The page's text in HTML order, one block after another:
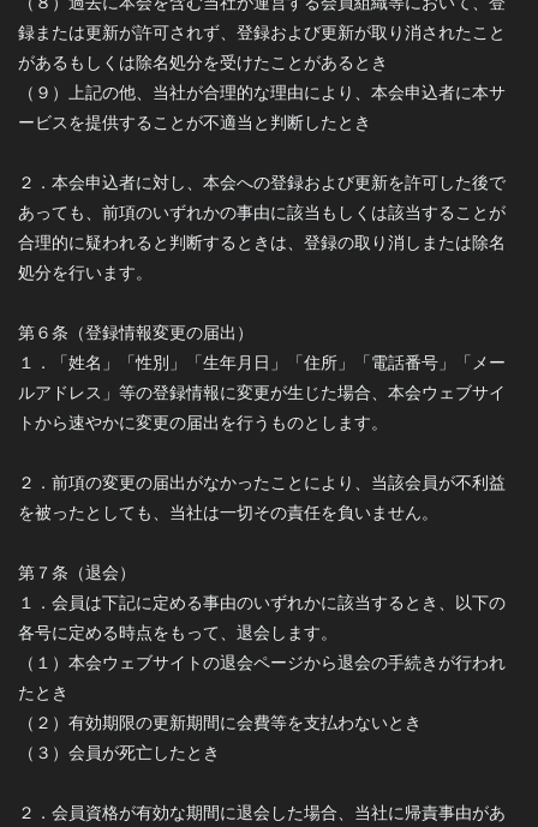
録または更新が許可されず、登録および更新が取り消されたこと
があるもしくは除名処分を受けたことがあるとき
（９）上記の他、当社が合理的な理由により、本会申込者に本サ
ービスを提供することが不適当と判断したとき
２．本会申込者に対し、本会への登録および更新を許可した後で
あっても、前項のいずれかの事由に該当もしくは該当することが
合理的に疑われると判断するときは、登録の取り消しまたは除名
処分を行います。
第６条（登録情報変更の届出）
１．「姓名」「性別」「生年月日」「住所」「電話番号」「メー
ルアドレス」等の登録情報に変更が生じた場合、本会ウェブサイ
トから速やかに変更の届出を行うものとします。
２．前項の変更の届出がなかったことにより、当該会員が不利益
を被ったとしても、当社は一切その責任を負いません。
第７条（退会）
１．会員は下記に定める事由のいずれかに該当するとき、以下の
各号に定める時点をもって、退会します。
（１）本会ウェブサイトの退会ページから退会の手続きが行われ
たとき
（２）有効期限の更新期間に会費等を支払わないとき
（３）会員が死亡したとき
２．会員資格が有効な期間に退会した場合、当社に帰責事由があ